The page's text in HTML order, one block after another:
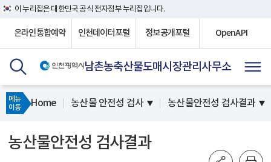
이 누리집은 대한민국 공식 전자정부 누리집입니다.
온라인통합예약 인천데이터포털 정보공개포털 OpenAPI
남촌농축산물도매시장관리사무소
메뉴
이동
Home 농산물 안전성 검사 농산물안전성 검사결과
농산물안전성 검사결과